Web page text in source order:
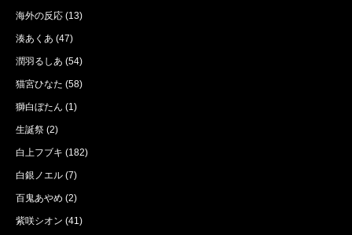
海外の反応 (13)
湊あくあ (47)
潤羽るしあ (54)
猫宮ひなた (58)
獅白ぼたん (1)
生誕祭 (2)
白上フブキ (182)
白銀ノエル (7)
百鬼あやめ (2)
紫咲シオン (41)